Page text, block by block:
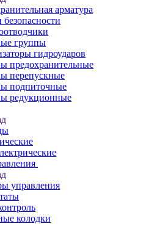
арматура
группы
гидроударов
предохранительные
перепускные
подпиточные
редукционные
управления
колодки